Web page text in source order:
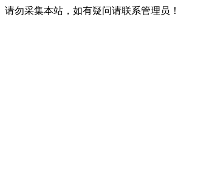
请勿采集本站，如有疑问请联系管理员！